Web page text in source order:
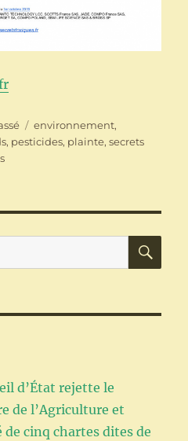
Étiquettes
environnement,
, pesticides, plainte,secrets
sur
BZH
à
d’État rejette le
de l’Agriculture et
cinq chartes dites de